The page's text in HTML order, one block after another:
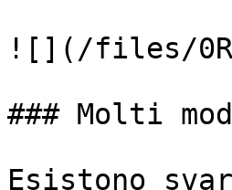
![](/files/
### Molti
Esistono